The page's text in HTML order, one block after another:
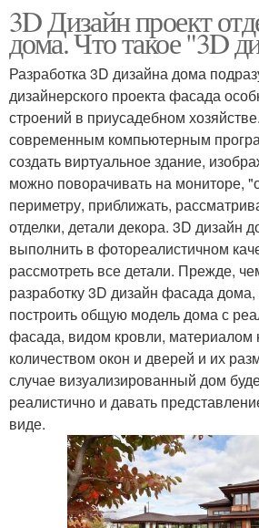
Простая программа
Программа для
архитекторов
Программы для
студентов
3D Дизайн проект
дома. Что такое "3D
Разработка 3D дизайна дома
дизайнерского проекта фасада
строений в приусадебном
современным компьютерным
создать виртуальное здание,
можно поворачивать на мониторе,
периметру, приближать,
отделки, детали декора. 3D дизайн
выполнить в фотореалистичном
рассмотреть все детали. Прежде,
разработку 3D дизайн фасада
построить общую модель дома с
фасада, видом кровли, материалом
количеством окон и дверей и их
случае визуализированный дом
реалистично и давать
виде.